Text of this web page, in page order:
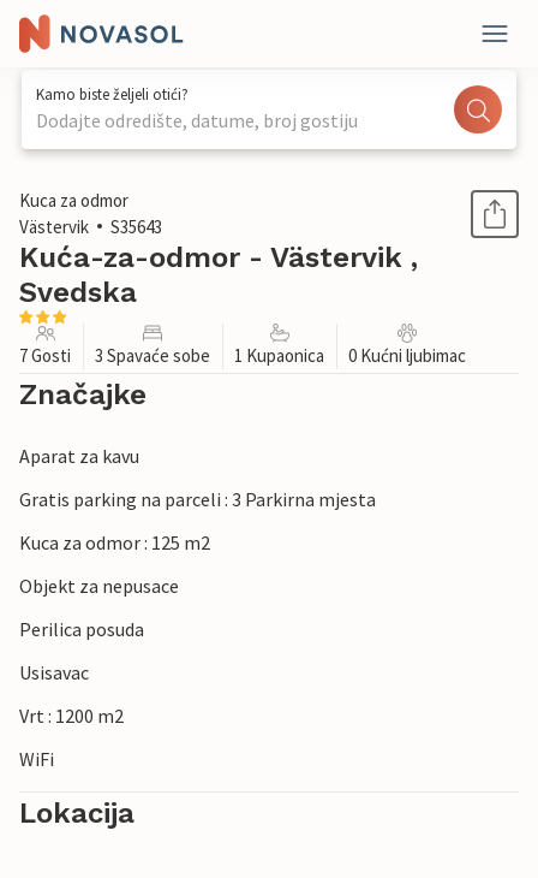
Kamo biste željeli otići?
Dodajte odredište, datume, broj gostiju
1 / 17
Kuca za odmor
Västervik
S35643
Kuća-za-odmor - Västervik ,
Svedska
7 Gosti 3 Spavaće sobe 1 Kupaonica 0 Kućni ljubimac
Značajke
Aparat za kavu
Gratis parking na parceli : 3 Parkirna mjesta
Kuca za odmor : 125 m2
Objekt za nepusace
Perilica posuda
Usisavac
Vrt : 1200 m2
WiFi
Lokacija